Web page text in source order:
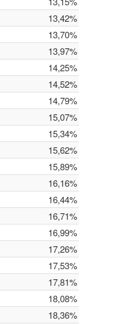
13,42%
13,70%
13,97%
14,25%
14,52%
14,79%
15,07%
15,34%
15,62%
15,89%
16,16%
16,44%
16,71%
16,99%
17,26%
17,53%
17,81%
18,08%
18,36%